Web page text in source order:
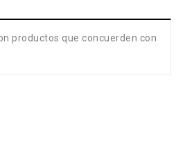
productos que concuerden con